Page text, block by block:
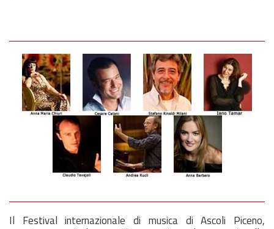
Il Festival internazionale di musica di Ascoli Piceno,